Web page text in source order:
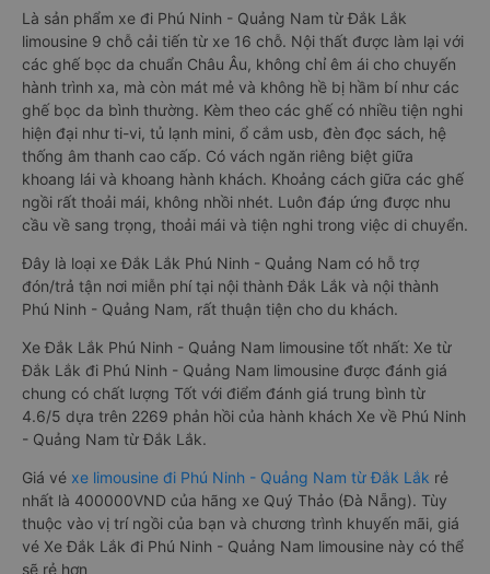
Là sản phẩm xe đi Phú Ninh - Quảng Nam từ Đắk Lắk
limousine 9 chỗ cải tiến từ xe 16 chỗ. Nội thất được làm lại với
các ghế bọc da chuẩn Châu Âu, không chỉ êm ái cho chuyến
hành trình xa, mà còn mát mẻ và không hề bị hầm bí như các
ghế bọc da bình thường. Kèm theo các ghế có nhiều tiện nghi
hiện đại như ti-vi, tủ lạnh mini, ổ cắm usb, đèn đọc sách, hệ
thống âm thanh cao cấp. Có vách ngăn riêng biệt giữa
khoang lái và khoang hành khách. Khoảng cách giữa các ghế
ngồi rất thoải mái, không nhồi nhét. Luôn đáp ứng được nhu
cầu về sang trọng, thoải mái và tiện nghi trong việc di chuyển.
Đây là loại xe Đắk Lắk Phú Ninh - Quảng Nam có hỗ trợ
đón/trả tận nơi miễn phí tại nội thành Đắk Lắk và nội thành
Phú Ninh - Quảng Nam, rất thuận tiện cho du khách.
Xe Đắk Lắk Phú Ninh - Quảng Nam limousine tốt nhất: Xe từ
Đắk Lắk đi Phú Ninh - Quảng Nam limousine được đánh giá
chung có chất lượng Tốt với điểm đánh giá trung bình từ
4.6/5 dựa trên 2269 phản hồi của hành khách Xe về Phú Ninh
- Quảng Nam từ Đắk Lắk.
Giá vé xe limousine đi Phú Ninh - Quảng Nam từ Đắk Lắk rẻ
nhất là 400000VND của hãng xe Quý Thảo (Đà Nẵng). Tùy
thuộc vào vị trí ngồi của bạn và chương trình khuyến mãi, giá
vé Xe Đắk Lắk đi Phú Ninh - Quảng Nam limousine này có thể
sẽ rẻ hơn